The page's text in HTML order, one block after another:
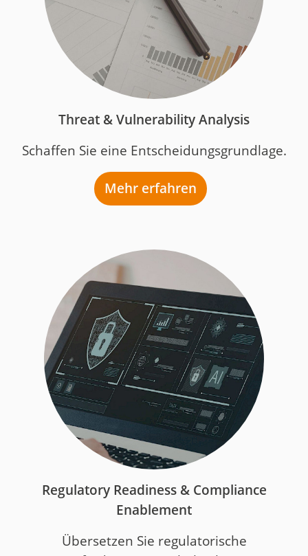
Threat & Vulnerability Analysis
Schaffen Sie eine Entscheidungsgrundlage.
Mehr erfahren
Regulatory Readiness & Compliance
Enablement
Übersetzen Sie regulatorische